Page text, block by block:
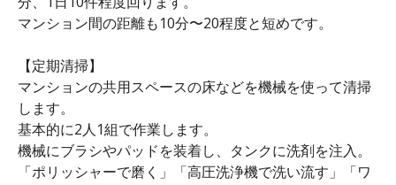
マンション間の距離も10分〜20程度と短めです。
【定期清掃】
マンションの共用スペースの床などを機械を使って清掃
します。
基本的に2人1組で作業します。
機械にブラシやパッドを装着し、タンクに洗剤を注入。
「ポリッシャーで磨く」「高圧洗浄機で洗い流す」「ワ